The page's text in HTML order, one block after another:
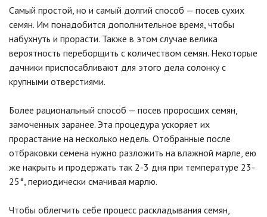
Самый простой, но и самый долгий способ — посев сухих
семян. Им понадобится дополнительное время, чтобы
набухнуть и прорасти. Также в этом случае велика
вероятность переборщить с количеством семян. Некоторые
дачники приспосабливают для этого дела солонку с
крупными отверстиями.
Более рациональный способ — посев проросших семян,
замоченных заранее. Эта процедура ускоряет их
прорастание на несколько недель. Отобранные после
отбраковки семена нужно разложить на влажной марле, ею
же накрыть и продержать так 2-3 дня при температуре 23-
25°, периодически смачивая марлю.
Чтобы облегчить себе процесс раскладывания семян,